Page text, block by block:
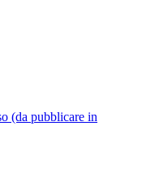
(da pubblicare in